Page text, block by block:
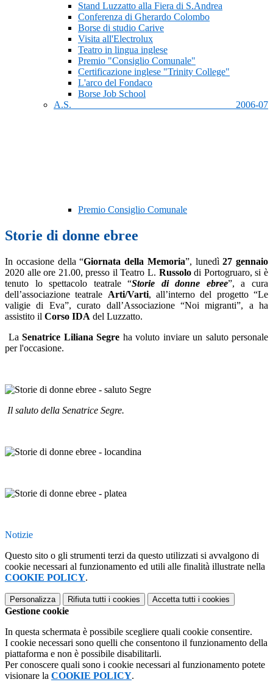
Stand Luzzatto alla Fiera di S.Andrea
Conferenza di Gherardo Colombo
Borse di studio Carive
Visita all'Electrolux
Teatro in lingua inglese
Premio "Consiglio Comunale"
Certificazione inglese "Trinity College"
L'arco del Fondaco
Borse Job School
A.S. 2006-07
Premio Consiglio Comunale
Storie di donne ebree
In occasione della “Giornata della Memoria”, lunedì27 gennaio
2020 alle ore 21.00, presso il Teatro L. Russolodi Portogruaro, si è
tenuto lo spettacolo teatrale “Storie di donne ebree”, a cura
dell’associazione teatrale Arti/Varti, all’interno del progetto “Le
valigie di Eva”, curato dall’Associazione “Noi migranti”, a ha
assistito il Corso IDA del Luzzatto.
La Senatrice Liliana Segre ha voluto inviare un saluto personale
per l'occasione.
Il saluto della Senatrice Segre.
Notizie
Questo sito o gli strumenti terzi da questo utilizzati si avvalgono di
cookie necessari al funzionamento ed utili alle finalità illustrate nella
COOKIE POLICY.
Personalizza Rifiuta tutti i cookies Accetta tutti i cookies
Gestione cookie
In questa schermata è possibile scegliere quali cookie consentire.
I cookie necessari sono quelli che consentono il funzionamento della
piattaforma e non è possibile disabilitarli.
Per conoscere quali sono i cookie necessari al funzionamento potete
visionare la COOKIE POLICY.